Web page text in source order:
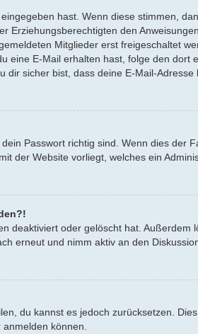
hast. Wenn diese stimmen,
den
Mitglieder erst freigeschaltet
eine E-Mail erhalten hast, folge den
sicher bist, dass deine E-Mail-
Passwort richtig sind. Wenn dies der
der Website vorliegt, welches ein
deaktiviert oder gelöscht hat.
erneut und nimm aktiv an den
du kannst es jedoch zurücksetzen.
anmelden können.